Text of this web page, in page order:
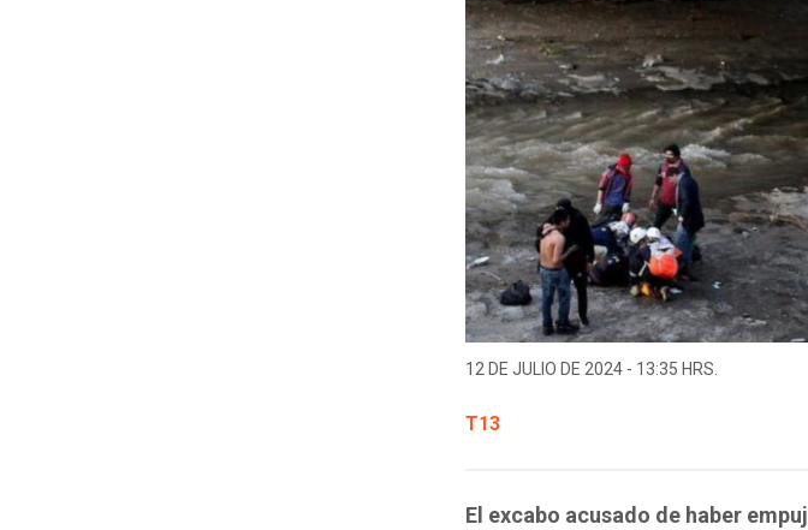
12 DE JULIO DE 2024 - 13:35 HRS.
T13
El excabo acusado de haber